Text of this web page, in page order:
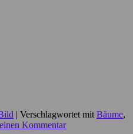
| Verschlagwortet mit Bäume,
Kommentar